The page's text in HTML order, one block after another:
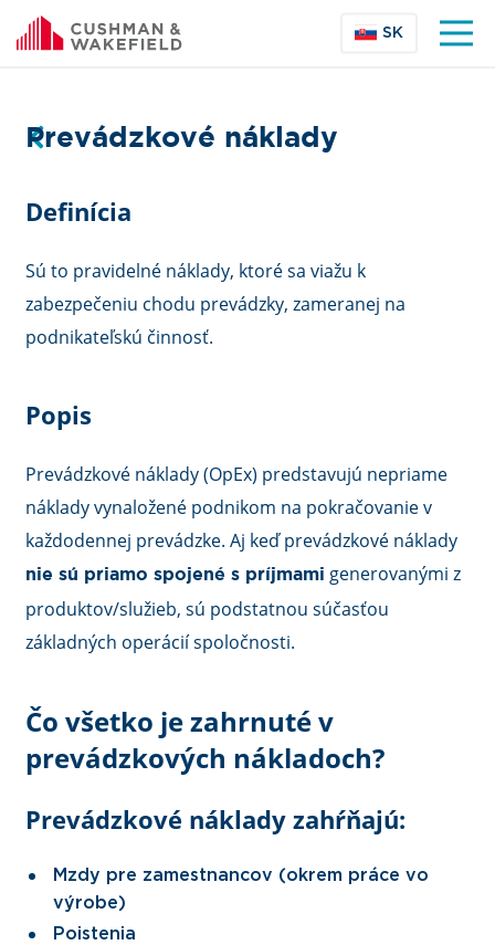
SK
Prevádzkové náklady
Definícia
Sú to pravidelné náklady, ktoré sa viažu k
zabezpečeniu chodu prevádzky, zameranej na
podnikateľskú činnosť.
Popis
Prevádzkové náklady (OpEx) predstavujú nepriame
náklady vynaložené podnikom na pokračovanie v
každodennej prevádzke. Aj keď prevádzkové náklady
nie sú priamo spojené s príjmami generovanými z
produktov/služieb, sú podstatnou súčasťou
základných operácií spoločnosti.
Čo všetko je zahrnuté v
prevádzkových nákladoch?
Prevádzkové náklady zahŕňajú:
Mzdy pre zamestnancov (okrem práce vo
výrobe)
Poistenia